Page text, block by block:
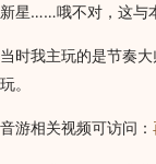
新星……哦不对，这与
当时我主玩的是节奏
玩。
音游相关视频可访问：